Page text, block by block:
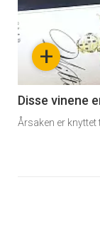
akkurat
nå
6
+
Disse vinene
Årsaken er knyttet